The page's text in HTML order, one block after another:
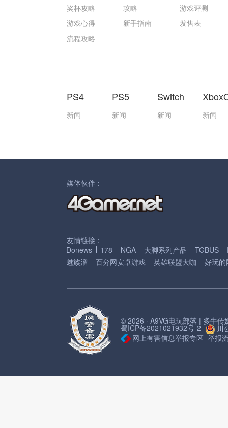
奖杯攻略
游戏心得
流程攻略
攻略
新手指南
游戏评测
发售表
PS4
新闻
PS5
新闻
Switch
新闻 新闻
媒体伙伴：
友情链接：
Donews
178 NGA 大脚系列产品 TGBUS
魅族溜
百分网安卓游戏 英雄联盟大咖 好玩的
© 2026 · A9VG电玩部落 | 多牛传
蜀ICP备2021021932号-2
川
网上有害信息举报专区 举报